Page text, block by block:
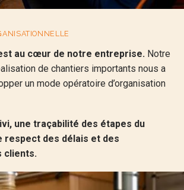
au cœur de notre entreprise. Notre
de chantiers importants nous a
un mode opératoire d’organisation
une traçabilité des étapes du
respect des délais et des
clients.